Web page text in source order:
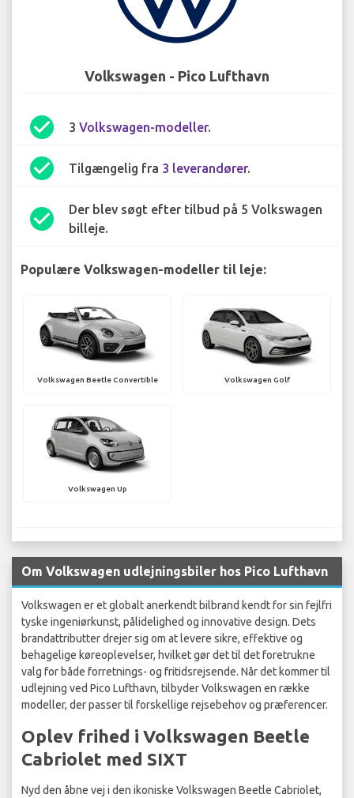
Volkswagen - Pico Lufthavn
check_circle 3 Volkswagen-modeller.
check_circle Tilgængelig fra 3 leverandører.
check_circle
Der blev søgt efter tilbud på 5 Volkswagen
billeje.
Populære Volkswagen-modeller til leje:
Volkswagen Beetle Convertible Volkswagen Golf
Volkswagen Up
Om Volkswagen udlejningsbiler hos Pico Lufthavn
Volkswagen er et globalt anerkendt bilbrand kendt for sin fejlfri
tyske ingeniørkunst, pålidelighed og innovative design. Dets
brandattributter drejer sig om at levere sikre, effektive og
behagelige køreoplevelser, hvilket gør det til det foretrukne
valg for både forretnings- og fritidsrejsende. Når det kommer til
udlejning ved Pico Lufthavn, tilbyder Volkswagen en række
modeller, der passer til forskellige rejsebehov og præferencer.
Oplev frihed i Volkswagen Beetle
Cabriolet med SIXT
Nyd den åbne vej i den ikoniske Volkswagen Beetle Cabriolet,